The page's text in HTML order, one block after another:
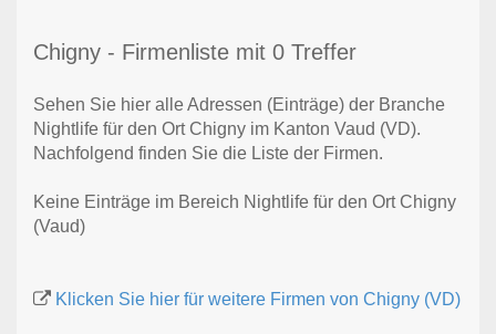
Chigny - Firmenliste mit 0 Treffer
Sehen Sie hier alle Adressen (Einträge) der Branche
Nightlife für den Ort Chigny im Kanton Vaud (VD).
Nachfolgend finden Sie die Liste der Firmen.
Keine Einträge im Bereich Nightlife für den Ort Chigny
(Vaud)
Klicken Sie hier für weitere Firmen von Chigny (VD)